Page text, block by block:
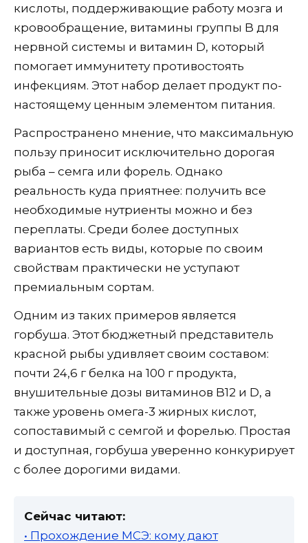
кислоты, поддерживающие работу мозга и
кровообращение, витамины группы B для
нервной системы и витамин D, который
помогает иммунитету противостоять
инфекциям. Этот набор делает продукт по-
настоящему ценным элементом питания.
Распространено мнение, что максимальную
пользу приносит исключительно дорогая
рыба – семга или форель. Однако
реальность куда приятнее: получить все
необходимые нутриенты можно и без
переплаты. Среди более доступных
вариантов есть виды, которые по своим
свойствам практически не уступают
премиальным сортам.
Одним из таких примеров является
горбуша. Этот бюджетный представитель
красной рыбы удивляет своим составом:
почти 24,6 г белка на 100 г продукта,
внушительные дозы витаминов B12 и D, а
также уровень омега-3 жирных кислот,
сопоставимый с семгой и форелью. Простая
и доступная, горбуша уверенно конкурирует
с более дорогими видами.
Сейчас читают:
• Прохождение МСЭ: кому дают